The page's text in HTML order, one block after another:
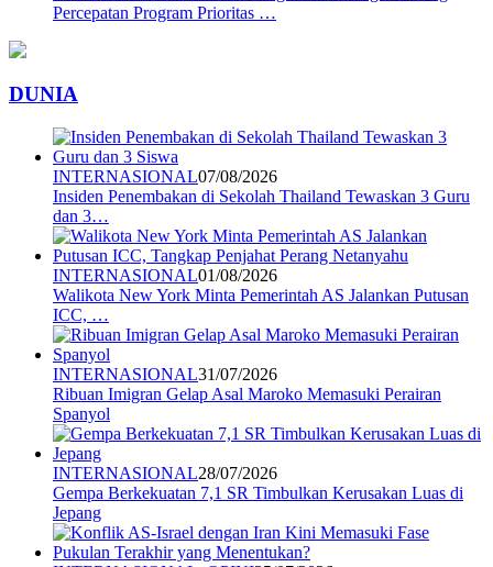
Percepatan Program Prioritas …
DUNIA
INTERNASIONAL07/08/2026
Insiden Penembakan di Sekolah Thailand Tewaskan 3 Guru
dan 3…
INTERNASIONAL01/08/2026
Walikota New York Minta Pemerintah AS Jalankan Putusan
ICC, …
INTERNASIONAL31/07/2026
Ribuan Imigran Gelap Asal Maroko Memasuki Perairan
Spanyol
INTERNASIONAL28/07/2026
Gempa Berkekuatan 7,1 SR Timbulkan Kerusakan Luas di
Jepang